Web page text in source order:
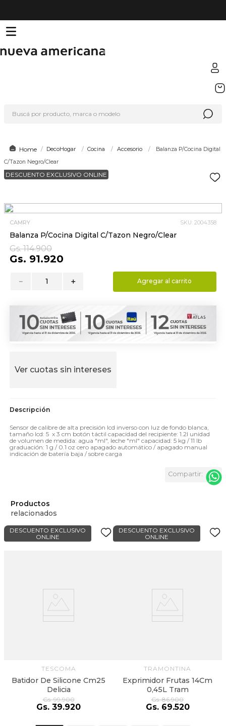
DecoHogar Cocina Accesorio
Balanza P/Cocina Digital
C/Tazon Negro/Clear
DESCUENTO EXCLUSIVO ONLINE
CAMRY SKU: 2004358
Balanza P/Cocina Digital C/Tazon Negro/Clear
Gs. 114.900
Gs. 91.920
＋
－ Agregar al carrito
Ver cuotas sin intereses
Sensor de calibre de alta precisión lcd inverso con luz de fondo blanca,
tamaño lcd: 5 x 3 cm botón táctil capacidad del recipiente: 1.2l unidad
de volumen de medida: agua "ml", leche "ml" capacidad: 5 kg / 11 lb
graduación: 1 g / 0.1 oz cero apagado automático / apagado manual
indicación de batería baja / sobre carga
Productos
relacionados
DESCUENTO EXCLUSIVO
ONLINE
TESCOMA
Batidor De Silicone Cm25
Delicia
Gs. 99.900
Gs. 39.920
DESCUENTO EXCLUSIVO
ONLINE
TRAMONTINA
Exprimidor Frutas 14Cm
0,45L Tram
Gs. 86.900
Gs. 69.520
2.
nike
4.
lego
5.
hot wheels
7.
organizador
8.
almohada
9.
hydrate
10. toalla